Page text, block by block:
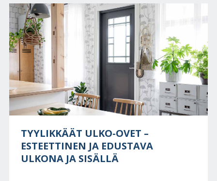
TYYLIKKÄÄT ULKO-OVET –
ESTEETTINEN JA EDUSTAVA
ULKONA JA SISÄLLÄ